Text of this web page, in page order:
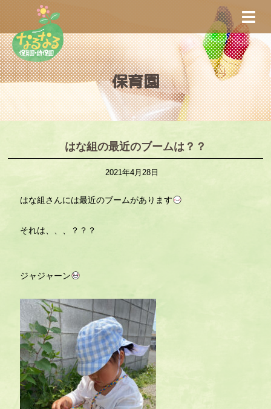
i
p
t
o
m
a
保育園
はな組の最近のブームは？？
2021年4月28日
はな組さんには最近のブームがあります
それは、、、？？？
ジャジャーン